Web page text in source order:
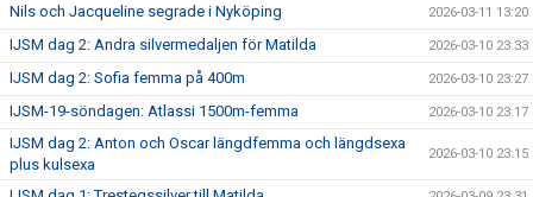
Nils och Jacqueline segrade i Nyköping 2026-03-11 13:20
IJSM dag 2: Andra silvermedaljen för Matilda 2026-03-10 23:33
IJSM dag 2: Sofia femma på 400m 2026-03-10 23:27
IJSM-19-söndagen: Atlassi 1500m-femma 2026-03-10 23:17
IJSM dag 2: Anton och Oscar längdfemma och längdsexa
plus kulsexa
2026-03-10 23:15